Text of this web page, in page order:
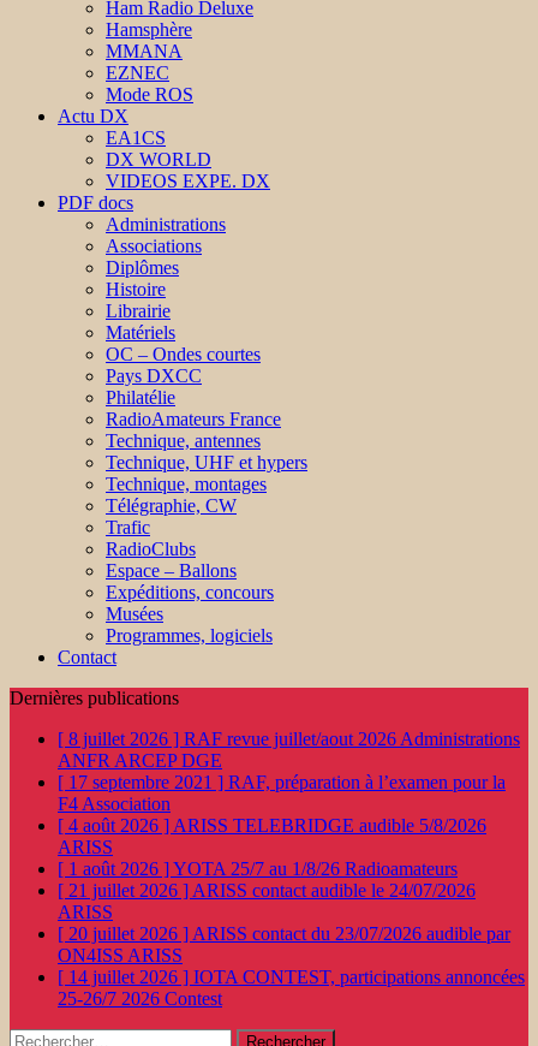
Ham Radio Deluxe
Hamsphère
MMANA
EZNEC
Mode ROS
Actu DX
EA1CS
DX WORLD
VIDEOS EXPE. DX
PDF docs
Administrations
Associations
Diplômes
Histoire
Librairie
Matériels
OC – Ondes courtes
Pays DXCC
Philatélie
RadioAmateurs France
Technique, antennes
Technique, UHF et hypers
Technique, montages
Télégraphie, CW
Trafic
RadioClubs
Espace – Ballons
Expéditions, concours
Musées
Programmes, logiciels
Contact
Dernières publications
[ 8 juillet 2026 ] RAF revue juillet/aout 2026 Administrations
ANFR ARCEP DGE
[ 17 septembre 2021 ] RAF, préparation à l’examen pour la
F4 Association
[ 4 août 2026 ] ARISS TELEBRIDGE audible 5/8/2026
ARISS
[ 1 août 2026 ]YOTA 25/7 au 1/8/26 Radioamateurs
[ 21 juillet 2026 ] ARISS contact audible le 24/07/2026
ARISS
[ 20 juillet 2026 ] ARISS contact du 23/07/2026 audible par
ON4ISS ARISS
[ 14 juillet 2026 ] IOTA CONTEST, participations annoncées
25-26/7 2026 Contest
Rechercher :